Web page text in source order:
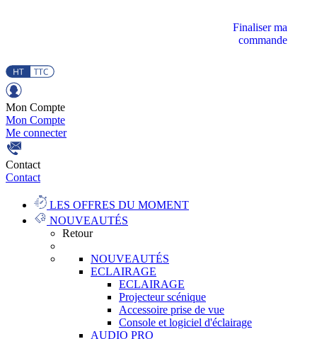
Finaliser ma
commande
Mon Compte
Mon Compte
Me connecter
Contact
Contact
LES OFFRES DU MOMENT
NOUVEAUTÉS
Retour
NOUVEAUTÉS
ECLAIRAGE
ECLAIRAGE
Projecteur scénique
Accessoire prise de vue
Console et logiciel d'éclairage
AUDIO PRO